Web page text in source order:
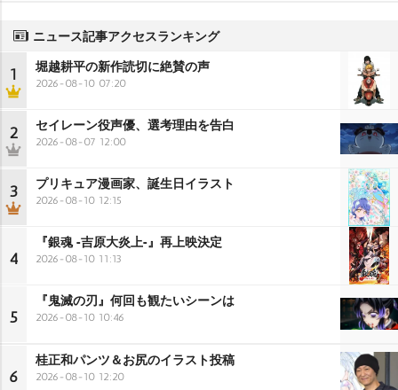
ニュース記事アクセスランキング
1 堀越耕平の新作読切に絶賛の声
2026-08-10 07:20
2 セイレーン役声優、選考理由を告白
2026-08-07 12:00
3 プリキュア漫画家、誕生日イラスト
2026-08-10 12:15
4
『銀魂 -吉原大炎上-』再上映決定
2026-08-10 11:13
5
『鬼滅の刃』何回も観たいシーンは
2026-08-10 10:46
6
桂正和パンツ＆お尻のイラスト投稿
2026-08-10 12:20